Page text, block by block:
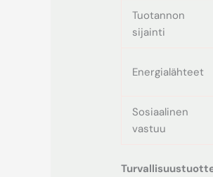
Tuotannon
sijainti
Energialähteet
Sosiaalinen
vastuu